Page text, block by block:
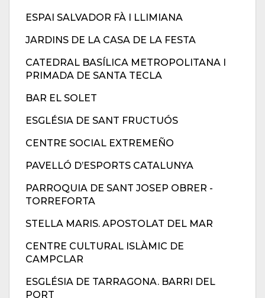
ESPAI SALVADOR FÀ I LLIMIANA
JARDINS DE LA CASA DE LA FESTA
CATEDRAL BASÍLICA METROPOLITANA I
PRIMADA DE SANTA TECLA
BAR EL SOLET
ESGLÉSIA DE SANT FRUCTUÓS
CENTRE SOCIAL EXTREMEÑO
PAVELLÓ D’ESPORTS CATALUNYA
PARROQUIA DE SANT JOSEP OBRER -
TORREFORTA
STELLA MARIS. APOSTOLAT DEL MAR
CENTRE CULTURAL ISLÀMIC DE
CAMPCLAR
ESGLÉSIA DE TARRAGONA. BARRI DEL
PORT